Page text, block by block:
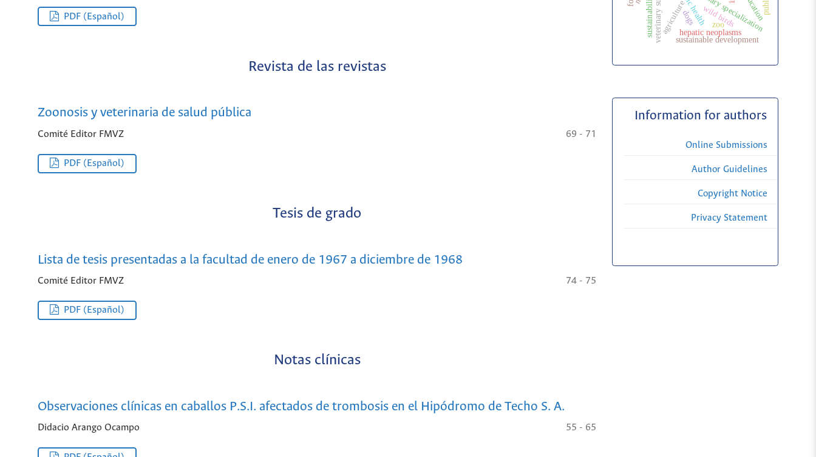
PDF (Español)
Revista de las revistas
Zoonosis y veterinaria de salud pública
Comité Editor FMVZ 69 - 71
PDF (Español)
Tesis de grado
Lista de tesis presentadas a la facultad de enero de 1967 a diciembre de 1968
Comité Editor FMVZ 74 - 75
PDF (Español)
Notas clínicas
Observaciones clínicas en caballos P.S.I. afectados de trombosis en el Hipódromo de Techo S. A.
Didacio Arango Ocampo 55 - 65
agriculturehepatic neoplasms
wild birds
zoo
sustainable development
sustainability dogs
Information for authors
Online Submissions
Author Guidelines
Copyright Notice
Privacy Statement